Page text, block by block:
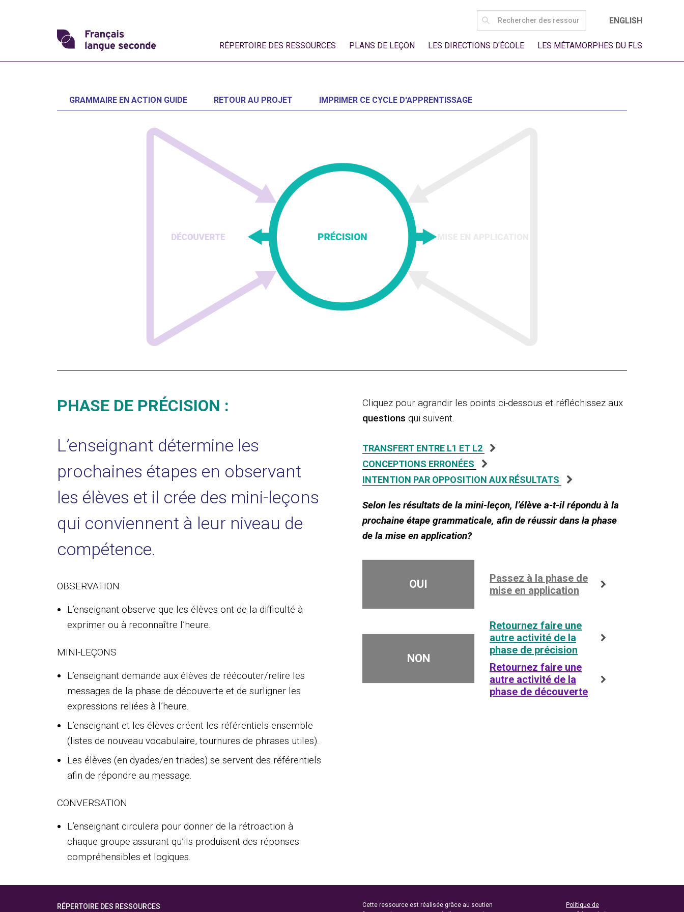
Transformons
le
langue
SEARCH
FOR:
ENGLISH
RÉPERTOIRE DES RESSOURCES PLANS DE LEÇON LES DIRECTIONS D'ÉCOLE LES MÉTAMORPHES DU FLS
GRAMMAIRE EN ACTION GUIDE RETOUR AU PROJET IMPRIMER CE CYCLE D'APPRENTISSAGE
PHASE DE PRÉCISION :
L’enseignant détermine les
prochaines étapes en observant
les élèves et il crée des mini-leçons
qui conviennent à leur niveau de
compétence.
OBSERVATION
L’enseignant observe que les élèves ont de la difficulté à
exprimer ou à reconnaître l’heure.
MINI-LEÇONS
L’enseignant demande aux élèves de réécouter/relire les
messages de la phase de découverte et de surligner les
expressions reliées à l’heure.
L’enseignant et les élèves créent les référentiels ensemble
(listes de nouveau vocabulaire, tournures de phrases utiles).
Les élèves (en dyades/en triades) se servent des référentiels
afin de répondre au message.
CONVERSATION
L’enseignant circulera pour donner de la rétroaction à
chaque groupe assurant qu’ils produisent des réponses
compréhensibles et logiques.
Cliquez pour agrandir les points ci-dessous et réfléchissez aux
questions qui suivent.
TRANSFERT ENTRE L1 ET L2
CONCEPTIONS ERRONÉES
INTENTION PAR OPPOSITION AUX RÉSULTATS
Selon les résultats de la mini-leçon, l’élève a-t-il répondu à la
prochaine étape grammaticale, afin de réussir dans la phase
de la mise en application?
OUI
Passez à la phase de
mise en application
NON
Retournez faire une
autre activité de la
phase de précision
Retournez faire une
autre activité de la
phase de découverte
RÉPERTOIRE DES RESSOURCES
Cette ressource est réalisée grâce au soutien
Politique de